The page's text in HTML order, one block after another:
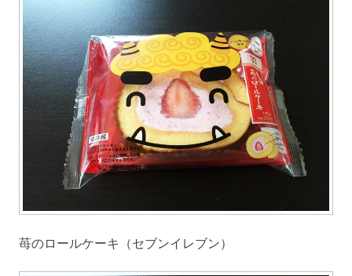
苺のロールケーキ（セブンイレブン）